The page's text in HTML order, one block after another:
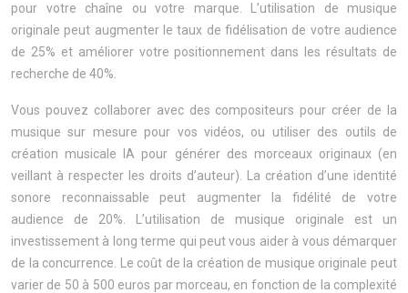
pour votre chaîne ou votre marque. L’utilisation de musique
originale peut augmenter le taux de fidélisation de votre audience
de 25% et améliorer votre positionnement dans les résultats de
recherche de 40%.
Vous pouvez collaborer avec des compositeurs pour créer de la
musique sur mesure pour vos vidéos, ou utiliser des outils de
création musicale IA pour générer des morceaux originaux (en
veillant à respecter les droits d’auteur). La création d’une identité
sonore reconnaissable peut augmenter la fidélité de votre
audience de 20%. L’utilisation de musique originale est un
investissement à long terme qui peut vous aider à vous démarquer
de la concurrence. Le coût de la création de musique originale peut
varier de 50 à 500 euros par morceau, en fonction de la complexité